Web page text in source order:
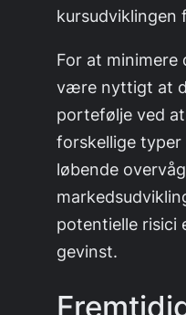
kursudviklingen
For at minimere
være nyttigt at
portefølje ved
forskellige typer
løbende
potentielle risici
gevinst.